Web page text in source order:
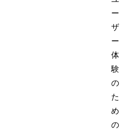
ー
ザ
ー
体
験
の
た
め
の